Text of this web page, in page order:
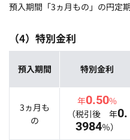
預入期間「3ヵ月もの」の円定
（4）特別金利
預入期間 特別金利
3ヵ月も
の
年0.50%
（税引後 年0.
3984％）